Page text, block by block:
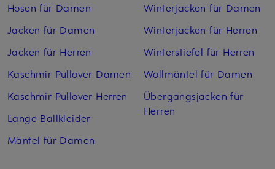
Hosen für Damen
Jacken für Damen
Jacken für Herren
Kaschmir Pullover Damen
Kaschmir Pullover Herren
Lange Ballkleider
Mäntel für Damen
Winterjacken für Damen
Winterjacken für Herren
Winterstiefel für Herren
Wollmäntel für Damen
Übergangsjacken für
Herren